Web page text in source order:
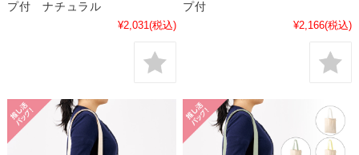
プ付 ナチュラル
¥2,031(税込)
プ付
¥2,166(税込)